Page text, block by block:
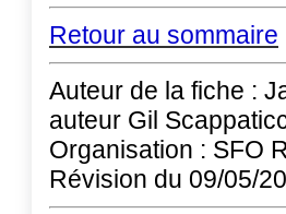
Retour au sommaire
Auteur de la fiche :
auteur Gil
Organisation : SFO
Révision du 09/05/